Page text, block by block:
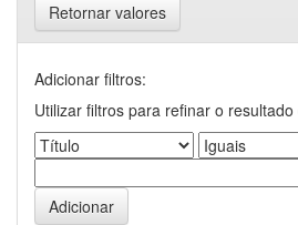
Retornar valores
Adicionar filtros:
Utilizar filtros para refinar o